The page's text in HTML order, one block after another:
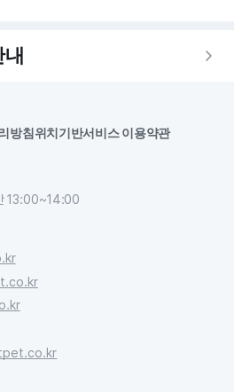
방침위치기반서비스 이용약관
13:00~14:00